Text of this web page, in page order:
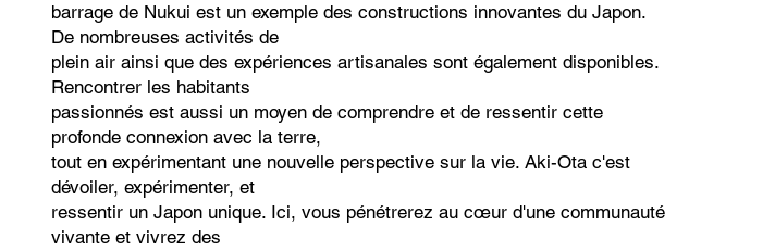
barrage de Nukui est un exemple des constructions innovantes du Japon.
De nombreuses activités de
plein air ainsi que des expériences artisanales sont également disponibles.
Rencontrer les habitants
passionnés est aussi un moyen de comprendre et de ressentir cette
profonde connexion avec la terre,
tout en expérimentant une nouvelle perspective sur la vie. Aki-Ota c'est
dévoiler, expérimenter, et
ressentir un Japon unique. Ici, vous pénétrerez au cœur d'une communauté
vivante et vivrez des